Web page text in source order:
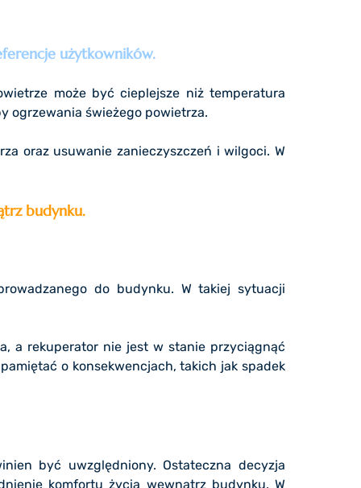
użytkowników.
może być cieplejsze niż temperatura
ogrzewania świeżego powietrza.
oraz usuwanie zanieczyszczeń i wilgoci. W
budynku.
do budynku. W takiej sytuacji
a rekuperator nie jest w stanie przyciągnąć
o konsekwencjach, takich jak spadek
być uwzględniony. Ostateczna decyzja
komfortu życia wewnątrz budynku. W